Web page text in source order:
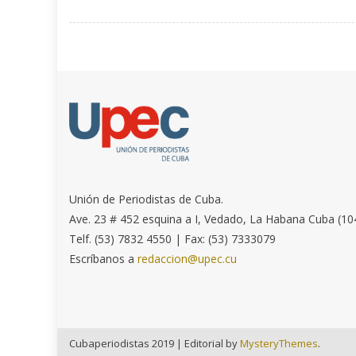
Unión de Periodistas de Cuba.
Ave. 23 # 452 esquina a I, Vedado, La Habana Cuba
Telf. (53) 7832 4550 | Fax: (53) 7333079
Escríbanos aredaccion@upec.cu
Cubaperiodistas 2019 | Editorial byMysteryThemes.